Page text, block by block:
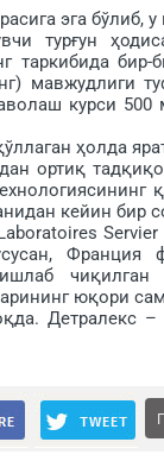
эга
турғун
таркибида
мавжудлиги
курси
ҳолда
ортиқ
кейин бир
юқори
Детралекс –